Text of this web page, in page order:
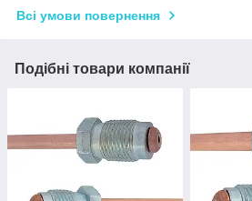
Всі умови повернення
Подібні товари компанії